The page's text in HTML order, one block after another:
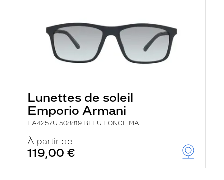
Lunettes de soleil
Emporio Armani
EA4257U 508819 BLEU FONCE MA
À partir de
119,00 €